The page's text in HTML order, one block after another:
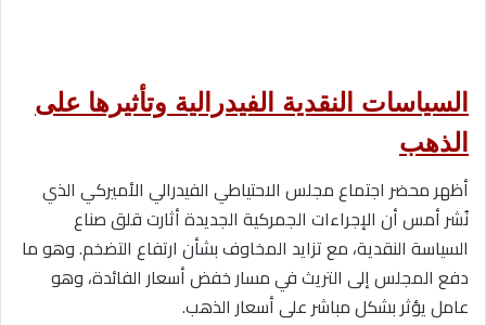
السياسات النقدية الفيدرالية وتأثيرها على
الذهب
أظهر محضر اجتماع مجلس الاحتياطي الفيدرالي الأميركي الذي
نُشر أمس أن الإجراءات الجمركية الجديدة أثارت قلق صناع
السياسة النقدية، مع تزايد المخاوف بشأن ارتفاع التضخم. وهو ما
دفع المجلس إلى التريث في مسار خفض أسعار الفائدة، وهو
عامل يؤثر بشكل مباشر على أسعار الذهب.